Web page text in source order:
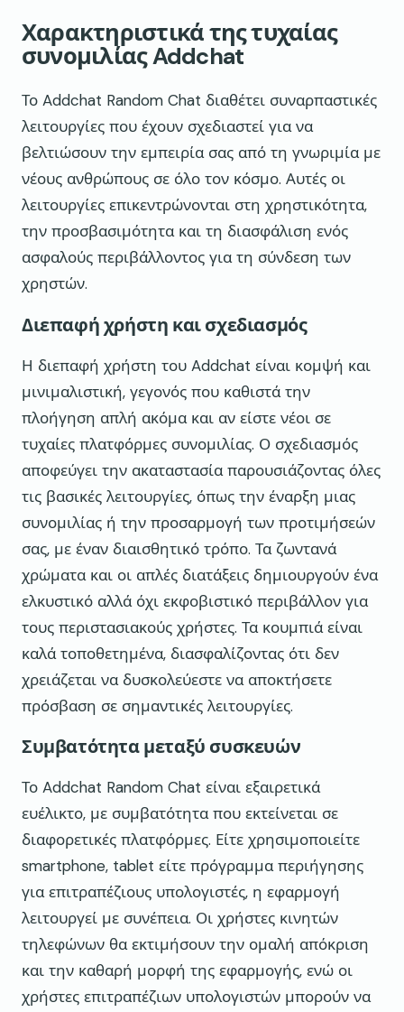
Χαρακτηριστικά της τυχαίας
συνομιλίας Addchat
Το Addchat Random Chat διαθέτει συναρπαστικές
λειτουργίες που έχουν σχεδιαστεί για να
βελτιώσουν την εμπειρία σας από τη γνωριμία με
νέους ανθρώπους σε όλο τον κόσμο. Αυτές οι
λειτουργίες επικεντρώνονται στη χρηστικότητα,
την προσβασιμότητα και τη διασφάλιση ενός
ασφαλούς περιβάλλοντος για τη σύνδεση των
χρηστών.
Διεπαφή χρήστη και σχεδιασμός
Η διεπαφή χρήστη του Addchat είναι κομψή και
μινιμαλιστική, γεγονός που καθιστά την
πλοήγηση απλή ακόμα και αν είστε νέοι σε
τυχαίες πλατφόρμες συνομιλίας. Ο σχεδιασμός
αποφεύγει την ακαταστασία παρουσιάζοντας όλες
τις βασικές λειτουργίες, όπως την έναρξη μιας
συνομιλίας ή την προσαρμογή των προτιμήσεών
σας, με έναν διαισθητικό τρόπο. Τα ζωντανά
χρώματα και οι απλές διατάξεις δημιουργούν ένα
ελκυστικό αλλά όχι εκφοβιστικό περιβάλλον για
τους περιστασιακούς χρήστες. Τα κουμπιά είναι
καλά τοποθετημένα, διασφαλίζοντας ότι δεν
χρειάζεται να δυσκολεύεστε να αποκτήσετε
πρόσβαση σε σημαντικές λειτουργίες.
Συμβατότητα μεταξύ συσκευών
Το Addchat Random Chat είναι εξαιρετικά
ευέλικτο, με συμβατότητα που εκτείνεται σε
διαφορετικές πλατφόρμες. Είτε χρησιμοποιείτε
smartphone, tablet είτε πρόγραμμα περιήγησης
για επιτραπέζιους υπολογιστές, η εφαρμογή
λειτουργεί με συνέπεια. Οι χρήστες κινητών
τηλεφώνων θα εκτιμήσουν την ομαλή απόκριση
και την καθαρή μορφή της εφαρμογής, ενώ οι
χρήστες επιτραπέζιων υπολογιστών μπορούν να